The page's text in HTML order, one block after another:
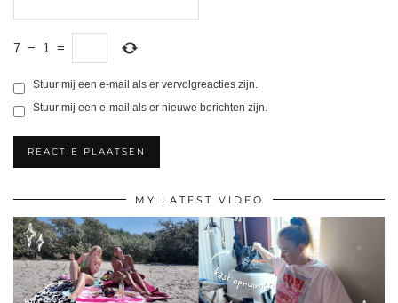
7 − 1 =
Stuur mij een e-mail als er vervolgreacties zijn.
Stuur mij een e-mail als er nieuwe berichten zijn.
MY LATEST VIDEO